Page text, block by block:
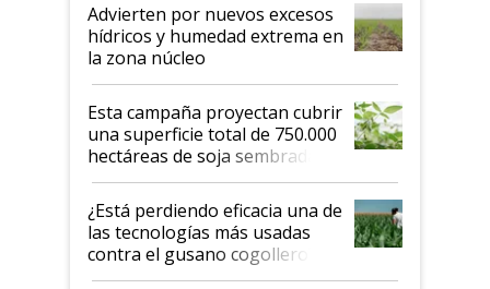
Advierten por nuevos excesos
hídricos y humedad extrema en
la zona núcleo
Esta campaña proyectan cubrir
una superficie total de 750.000
hectáreas de soja sembradas
con una nueva generación de
variedades que marcan un
salto tecnológico en genética y
rendimiento
¿Está perdiendo eficacia una de
las tecnologías más usadas
contra el gusano cogollero? El
desafío de una tecnología clave